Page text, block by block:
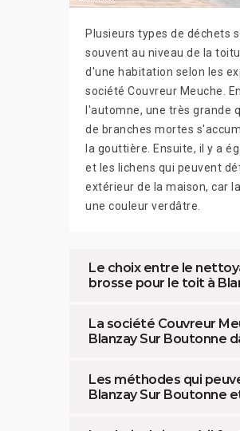
Plusieurs types de déchets
souvent au niveau de la
d'une habitation selon les
société Couvreur Meuche.
l'automne, une très grande
de branches mortes
la gouttière. Ensuite, il y a
et les lichens qui peuvent
extérieur de la maison, car
une couleur verdâtre.
Le choix entre le
brosse pour le toit à
La société Couvreur
Blanzay Sur Boutonne
Les méthodes qui
Blanzay Sur Boutonne